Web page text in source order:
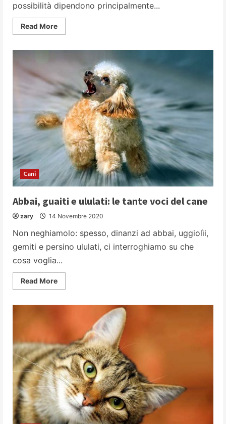
possibilità dipendono principalmente...
Read MoreRead
more
cane:
in
modo
corretto
Cani
Abbai, guaiti e ululati: le tante voci del cane
zary 14 Novembre 2020
Non neghiamolo: spesso, dinanzi ad abbai, uggiolìi,
gemiti e persino ululati, ci interroghiamo su che
cosa voglia...
Read MoreRead
more
voci
del
cane